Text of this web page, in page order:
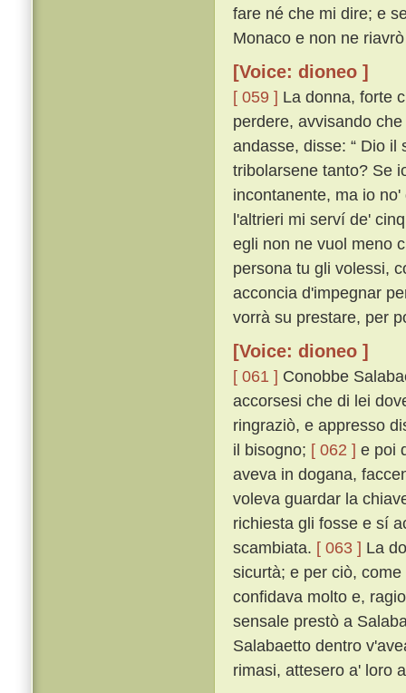
fare né che mi dire; e
Monaco e non ne
[Voice: dioneo ]
[ 059 ] La donna, forte
perdere, avvisando
andasse, disse: “ Dio
tribolarsene tanto? Se
incontanente, ma io
l'altrieri mi serví de'
egli non ne vuol meno
persona tu gli volessi,
acconcia d'impegnar
vorrà su prestare, per
[Voice: dioneo ]
[ 061 ] Conobbe
accorsesi che di lei
ringraziò, e appresso
il bisogno; [ 062 ] e poi
aveva in dogana,
voleva guardar la
richiesta gli fosse e sí
scambiata. [ 063 ] La
sicurtà; e per ciò,
confidava molto e,
sensale prestò a
Salabaetto dentro
rimasi, attesero a' loro